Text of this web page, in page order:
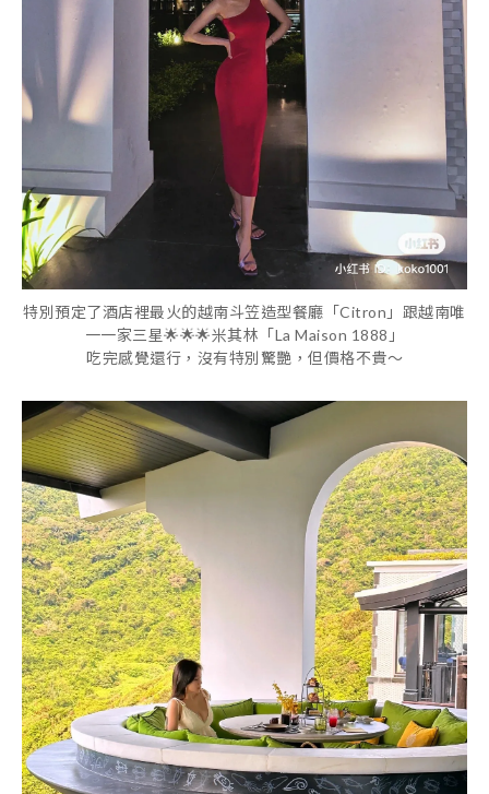
特別預定了酒店裡最火的越南斗笠造型餐廳「Citron」跟越南唯
一一家三星🌟🌟🌟米其林「La Maison 1888」
吃完感覺還行，沒有特別驚艷，但價格不貴～